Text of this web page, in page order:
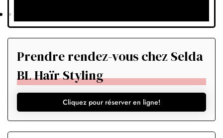
Prendre rendez-vous chez Selda
BL Haïr Styling
Cliquez pour réserver en ligne!